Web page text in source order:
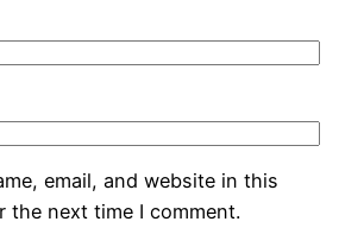
email, and website in this
the next time I comment.